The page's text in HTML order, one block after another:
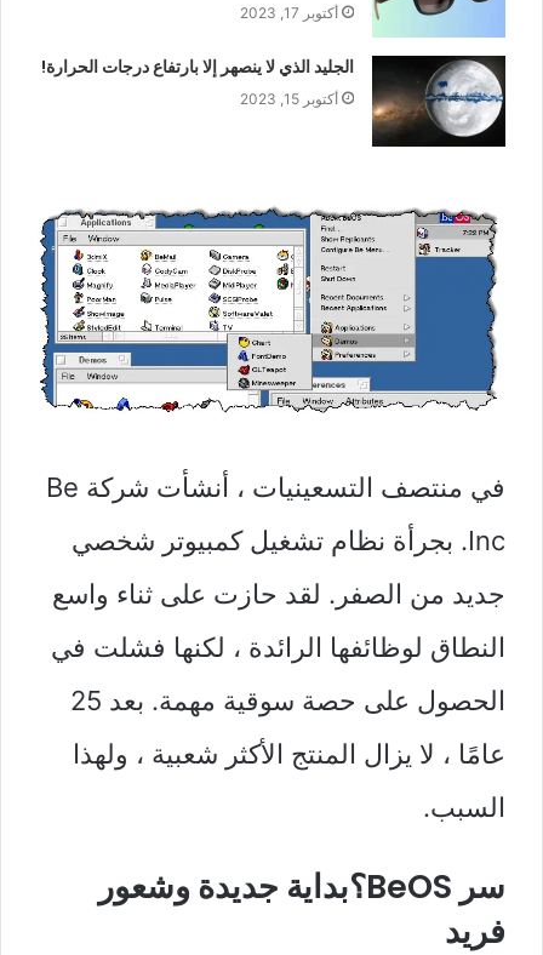
أكتوبر 17, 2023
الجليد الذي لا ينصهر إلا بارتفاع درجات الحرارة!
أكتوبر 15, 2023
في منتصف التسعينيات ، أنشأت شركة Be
Inc. بجرأة نظام تشغيل كمبيوتر شخصي
جديد من الصفر. لقد حازت على ثناء واسع
النطاق لوظائفها الرائدة ، لكنها فشلت في
الحصول على حصة سوقية مهمة. بعد 25
عامًا ، لا يزال المنتج الأكثر شعبية ، ولهذا
السبب.
سر BeOS؟بداية جديدة وشعور
فريد